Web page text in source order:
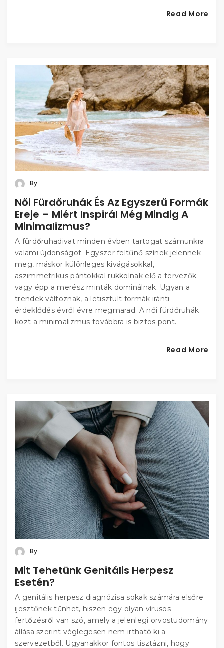
Read More
By
Női Fürdőruhák És Az Egyszerű Formák
Ereje – Miért Inspirál Még Mindig A
Minimalizmus?
A fürdőruhadivat minden évben tartogat számunkra
valami újdonságot. Egyszer feltűnő színek jelennek
meg, máskor különleges kivágásokkal,
aszimmetrikus pántokkal rukkolnak elő a tervezők
vagy épp a merész minták dominálnak. Ugyan a
trendek változnak, a letisztult formák iránti
érdeklődés évről évre megmarad. A női fürdőruhák
közt a minimalizmus továbbra is biztos pont.
Read More
By
Mit Tehetünk Genitális Herpesz
Esetén?
A genitális herpesz diagnózisa sokak számára elsőre
ijesztőnek tűnhet, hiszen egy olyan vírusos
fertőzésről van szó, amely a jelenlegi orvostudomány
állása szerint véglegesen nem irtható ki a
szervezetből. Ugyanakkor fontos tisztázni, hogy